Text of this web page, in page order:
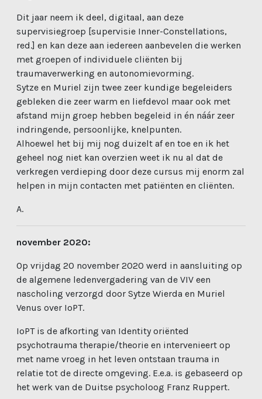
Dit jaar neem ik deel, digitaal, aan deze
supervisiegroep [supervisie Inner-Constellations,
red.] en kan deze aan iedereen aanbevelen die werken
met groepen of individuele cliënten bij
traumaverwerking en autonomievorming.
Sytze en Muriel zijn twee zeer kundige begeleiders
gebleken die zeer warm en liefdevol maar ook met
afstand mijn groep hebben begeleid in én náár zeer
indringende, persoonlijke, knelpunten.
Alhoewel het bij mij nog duizelt af en toe en ik het
geheel nog niet kan overzien weet ik nu al dat de
verkregen verdieping door deze cursus mij enorm zal
helpen in mijn contacten met patiënten en cliënten.
A.
november 2020:
Op vrijdag 20 november 2020 werd in aansluiting op
de algemene ledenvergadering van de VIV een
nascholing verzorgd door Sytze Wierda en Muriel
Venus over IoPT.
IoPT is de afkorting van Identity oriënted
psychotrauma therapie/theorie en intervenieert op
met name vroeg in het leven ontstaan trauma in
relatie tot de directe omgeving. E.e.a. is gebaseerd op
het werk van de Duitse psycholoog Franz Ruppert.